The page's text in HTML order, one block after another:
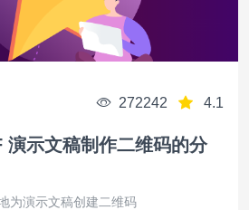
272242 4.1
演示文稿制作二维码的分
为演示文稿创建二维码